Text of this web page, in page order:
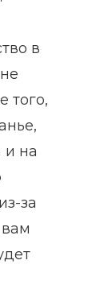
в
того,
и на
за